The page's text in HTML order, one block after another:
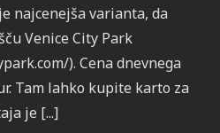
najcenejša varianta, da
Venice City Park
). Cena dnevnega
Tam lahko kupite karto za
je [...]